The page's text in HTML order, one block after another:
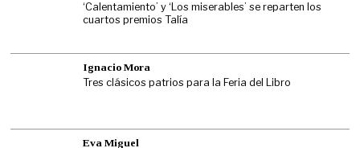
‘Calentamiento’ y ‘Los miserables’ se reparten los
cuartos premios Talía
Ignacio Mora
Tres clásicos patrios para la Feria del Libro
Eva Miguel